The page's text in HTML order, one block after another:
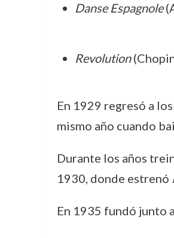
Danse Espagnole
Revolution
En 1929 regresó a
mismo año cuando
Durante los años
1930, donde estrenó
En 1935 fundó junto